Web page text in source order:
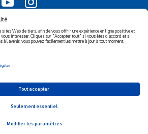
Politique de confidentialité
de
- All rights reserved.